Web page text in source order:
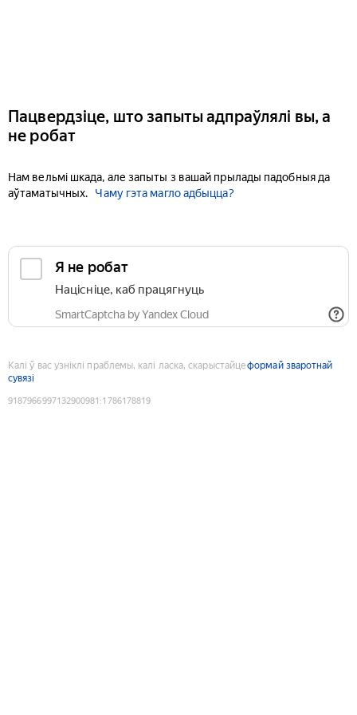
Пацвердзіце, што запыты адпраўлялі вы, а
не робат
Нам вельмі шкада, але запыты з вашай прылады падобныя да
аўтаматычных.
Чаму гэта магло адбыцца?
Я не робат
Націсніце, каб працягнуць
SmartCaptcha by Yandex Cloud
Калі ў вас узніклі праблемы, калі ласка, скарыстайцеформай зваротнай
сувязі
9187966997132900981 :1786178819